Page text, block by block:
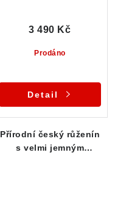
Prodáno
3 490 Kč
Detail
Přírodní český růženín
s velmi jemným